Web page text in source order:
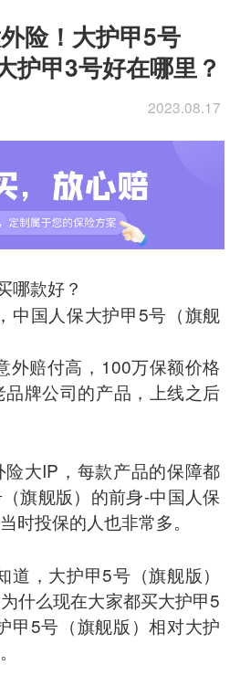
险！大护甲5号
护甲3号好在哪里？
2023.08.17
哪款好？
中国人保大护甲5号（旗舰
外赔付高，100万保额价格
牌公司的产品，上线之后
险大IP，每款产品的保障都
旗舰版）的前身-中国人保
时投保的人也非常多。
道，大护甲5号（旗舰版）
什么现在大家都买大护甲5
甲5号（旗舰版）相对大护